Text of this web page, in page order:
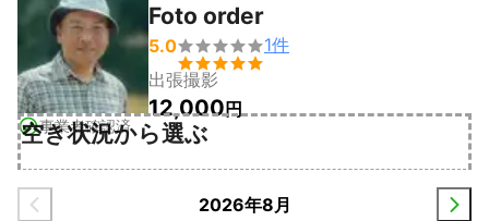
事業者確認済
Foto order
5.0

1件
出張撮影
12,000円
空き状況から選ぶ
2026年8月